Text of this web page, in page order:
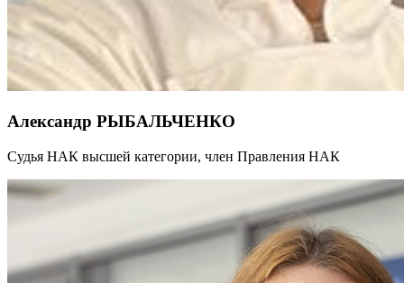
Александр РЫБАЛЬЧЕНКО
Судья НАК высшей категории, член Правления НАК